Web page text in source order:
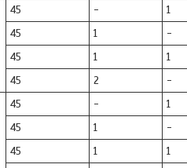
45 - 1
45 1 -
45 1 1
45 2 -
45 - 1
45 1 -
45 1 1